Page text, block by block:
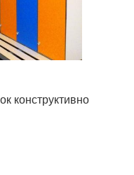
конструктивно